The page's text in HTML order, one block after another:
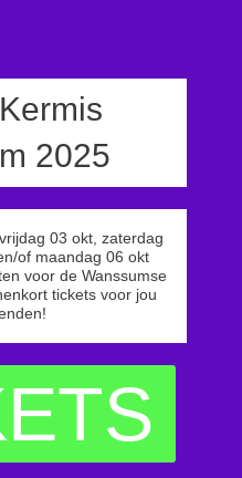
2025
03 okt, zaterdag
of maandag 06 okt
voor de Wanssumse
tickets voor jou